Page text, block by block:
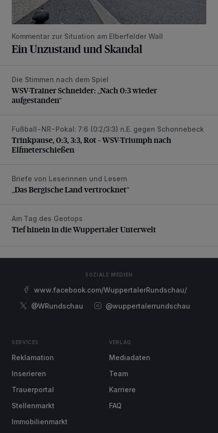
Kommentar zur Situation am Elberfelder Wall
Ein Unzustand und Skandal
WSV-Trainer Schneider: „Nach 0:3 wieder aufgestanden“
Die Stimmen nach dem Spiel
WSV-Trainer Schneider: „Nach 0:3 wieder
aufgestanden“
Trinkpause, 0:3, 3:3, Rot – WSV-Triumph nach
Fußball-NR-Pokal: 7:6 (0:2/3:3) n.E. gegen Schonnebeck
Trinkpause, 0:3, 3:3, Rot – WSV-Triumph nach
Elfmeterschießen
„Das Bergische Land vertrocknet“
Briefe von Leserinnen und Lesern
„Das Bergische Land vertrocknet“
Tief hinein in die Wuppertaler Unterwelt
Am Tag des Geotops
Tief hinein in die Wuppertaler Unterwelt
SOZIALE MEDIEN
www.facebook.com/WuppertalerRundschau/
@WRundschau
@wuppertalerrundschau
SERVICES
Reklamation
Inserieren
Trauerportal
Stellenmarkt
Immobilienmarkt
VERLAG
Mediadaten
Team
Karriere
FAQ